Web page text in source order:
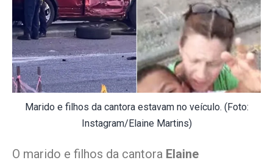
Marido e filhos da cantora estavam no veículo. (Foto:
Instagram/Elaine Martins)
O marido e filhos da cantora Elaine